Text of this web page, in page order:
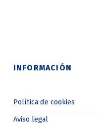
INFORMACIÓN
Política de cookies
Aviso legal